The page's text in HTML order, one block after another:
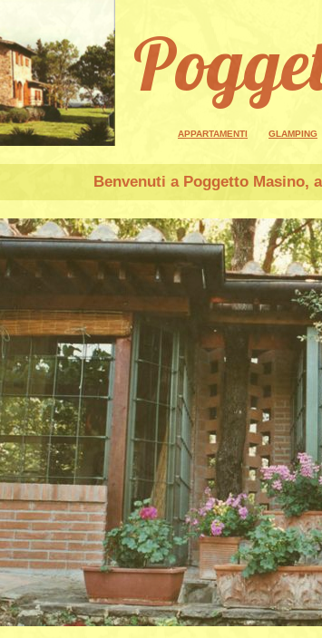
APPARTAMENTI GLAMPING
Benvenuti a Poggetto Masino,